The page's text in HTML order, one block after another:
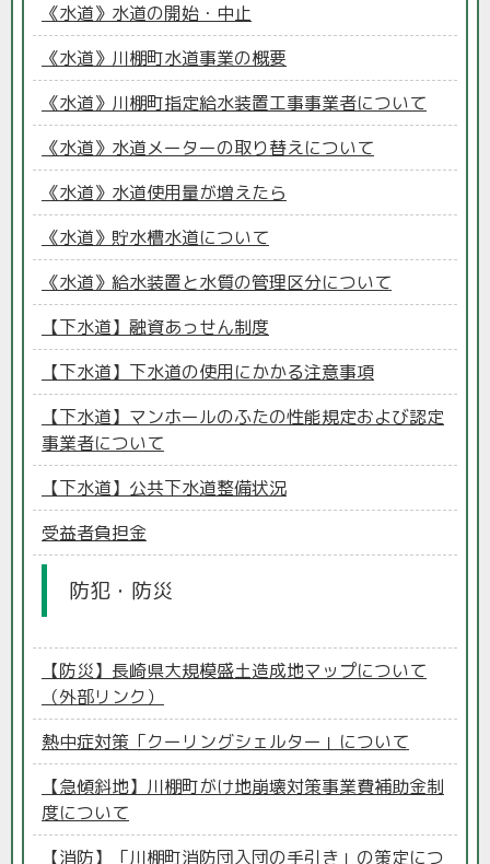
《水道》水道の開始・中止
《水道》川棚町水道事業の概要
《水道》川棚町指定給水装置工事事業者について
《水道》水道メーターの取り替えについて
《水道》水道使用量が増えたら
《水道》貯水槽水道について
《水道》給水装置と水質の管理区分について
【下水道】融資あっせん制度
【下水道】下水道の使用にかかる注意事項
【下水道】マンホールのふたの性能規定および認定
事業者について
【下水道】公共下水道整備状況
受益者負担金
防犯・防災
【防災】長崎県大規模盛土造成地マップについて
（外部リンク）
熱中症対策「クーリングシェルター」について
【急傾斜地】川棚町がけ地崩壊対策事業費補助金制
度について
【消防】「川棚町消防団入団の手引き」の策定につ